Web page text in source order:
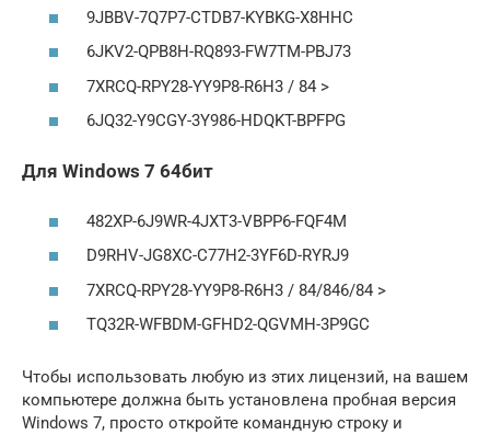
9JBBV-7Q7P7-CTDB7-KYBKG-X8HHC
6JKV2-QPB8H-RQ893-FW7TM-PBJ73
7XRCQ-RPY28-YY9P8-R6H3 / 84 >
6JQ32-Y9CGY-3Y986-HDQKT-BPFPG
Для Windows 7 64бит
482XP-6J9WR-4JXT3-VBPP6-FQF4M
D9RHV-JG8XC-C77H2-3YF6D-RYRJ9
7XRCQ-RPY28-YY9P8-R6H3 / 84/846/84 >
TQ32R-WFBDM-GFHD2-QGVMH-3P9GC
Чтобы использовать любую из этих лицензий, на вашем
компьютере должна быть установлена ​​пробная версия
Windows 7, просто откройте командную строку и